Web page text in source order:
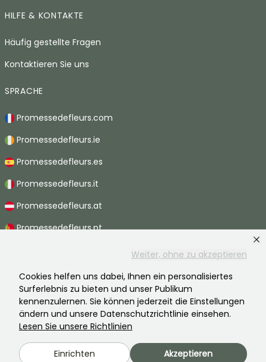
Weiter, ohne zu akzeptieren
Cookies helfen uns dabei, Ihnen ein personalisiertes
Surferlebnis zu bieten und unser Publikum
kennenzulernen. Sie können jederzeit die Einstellungen
ändern und unsere Datenschutzrichtlinie einsehen.
Lesen Sie unsere Richtlinien
Einrichten Akzeptieren
HILFE & KONTAKTE
Häufig gestellte Fragen
Kontaktieren Sie uns
SPRACHE
Promessedefleurs.com
Promessedefleurs.ie
Promessedefleurs.es
Promessedefleurs.it
Promessedefleurs.at
Promessedefleurs.pt
Promessedefleurs.be
Promessedefleurs.ch
2026 ©Promesse de fleurs - Alle Rechte vorbehalten.
Rechtliche Hinweise
-Datenschutzbestimmungen